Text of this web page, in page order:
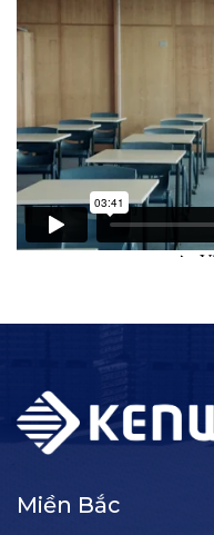
Miền Bắc